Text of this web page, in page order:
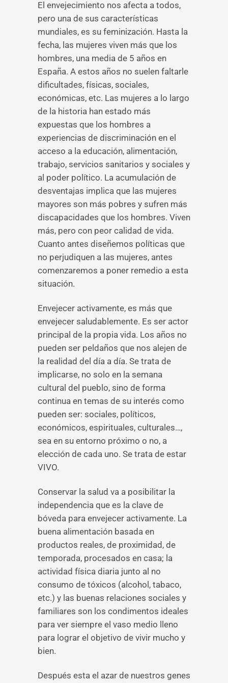
El envejecimiento nos afecta a todos,
pero una de sus características
mundiales, es su feminización. Hasta la
fecha, las mujeres viven más que los
hombres, una media de 5 años en
España. A estos años no suelen faltarle
dificultades, físicas, sociales,
económicas, etc. Las mujeres a lo largo
de la historia han estado más
expuestas que los hombres a
experiencias de discriminación en el
acceso a la educación, alimentación,
trabajo, servicios sanitarios y sociales y
al poder político. La acumulación de
desventajas implica que las mujeres
mayores son más pobres y sufren más
discapacidades que los hombres. Viven
más, pero con peor calidad de vida.
Cuanto antes diseñemos políticas que
no perjudiquen a las mujeres, antes
comenzaremos a poner remedio a esta
situación.
Envejecer activamente, es más que
envejecer saludablemente. Es ser actor
principal de la propia vida. Los años no
pueden ser peldaños que nos alejen de
la realidad del día a día. Se trata de
implicarse, no solo en la semana
cultural del pueblo, sino de forma
continua en temas de su interés como
pueden ser: sociales, políticos,
económicos, espirituales, culturales…,
sea en su entorno próximo o no, a
elección de cada uno. Se trata de estar
VIVO.
Conservar la salud va a posibilitar la
independencia que es la clave de
bóveda para envejecer activamente. La
buena alimentación basada en
productos reales, de proximidad, de
temporada, procesados en casa; la
actividad física diaria junto al no
consumo de tóxicos (alcohol, tabaco,
etc.) y las buenas relaciones sociales y
familiares son los condimentos ideales
para ver siempre el vaso medio lleno
para lograr el objetivo de vivir mucho y
bien.
Después esta el azar de nuestros genes